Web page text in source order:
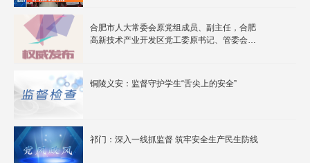
合肥市人大常委会原党组成员、副主任，合肥
高新技术产业开发区党工委原书记、管委会原
铜陵义安：监督守护学生“舌尖上的安全”
祁门：深入一线抓监督 筑牢安全生产民生防线